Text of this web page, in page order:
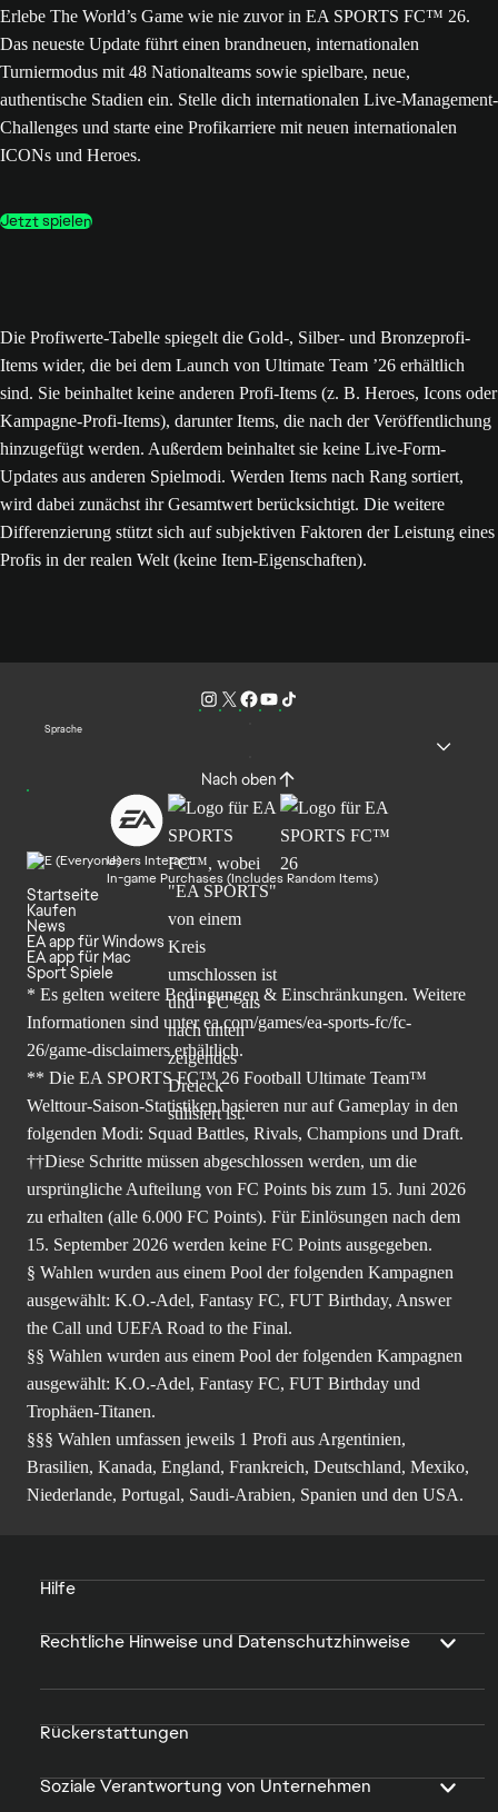
Erlebe The World’s Game wie nie zuvor in EA SPORTS FC™ 26.
Das neueste Update führt einen brandneuen, internationalen
Turniermodus mit 48 Nationalteams sowie spielbare, neue,
authentische Stadien ein. Stelle dich internationalen Live-Management-
Challenges und starte eine Profikarriere mit neuen internationalen
ICONs und Heroes.
Jetzt spielen
Die Profiwerte-Tabelle spiegelt die Gold-, Silber- und Bronzeprofi-
Items wider, die bei dem Launch von Ultimate Team ’26 erhältlich
sind. Sie beinhaltet keine anderen Profi-Items (z. B. Heroes, Icons oder
Kampagne-Profi-Items), darunter Items, die nach der Veröffentlichung
hinzugefügt werden. Außerdem beinhaltet sie keine Live-Form-
Updates aus anderen Spielmodi. Werden Items nach Rang sortiert,
wird dabei zunächst ihr Gesamtwert berücksichtigt. Die weitere
Differenzierung stützt sich auf subjektiven Faktoren der Leistung eines
Profis in der realen Welt (keine Item-Eigenschaften).
Sprache
Nach oben
Users Interact
In-game Purchases (Includes Random Items)
Startseite
Kaufen
News
EA app für Windows
EA app für Mac
Sport Spiele
* Es gelten weitere Bedingungen & Einschränkungen. Weitere
Informationen sind unterea.com/games/ea-sports-fc/fc-
26/game-disclaimers erhältlich.
** Die EA SPORTS FC™ 26 Football Ultimate Team™
Welttour-Saison-Statistiken basieren nur auf Gameplay in den
folgenden Modi: Squad Battles, Rivals, Champions und Draft.
††Diese Schritte müssen abgeschlossen werden, um die
ursprüngliche Aufteilung von FC Points bis zum 15. Juni 2026
zu erhalten (alle 6.000 FC Points). Für Einlösungen nach dem
15. September 2026 werden keine FC Points ausgegeben.
§ Wahlen wurden aus einem Pool der folgenden Kampagnen
ausgewählt: K.O.-Adel, Fantasy FC, FUT Birthday, Answer
the Call und UEFA Road to the Final.
§§ Wahlen wurden aus einem Pool der folgenden Kampagnen
ausgewählt: K.O.-Adel, Fantasy FC, FUT Birthday und
Trophäen-Titanen.
§§§ Wahlen umfassen jeweils 1 Profi aus Argentinien,
Brasilien, Kanada, England, Frankreich, Deutschland, Mexiko,
Niederlande, Portugal, Saudi-Arabien, Spanien und den USA.
Hilfe
Rechtliche Hinweise und Datenschutzhinweise
Rückerstattungen
Soziale Verantwortung von Unternehmen